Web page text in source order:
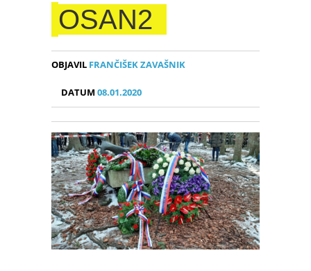
OSAN2
OBJAVIL FRANČIŠEK ZAVAŠNIK
DATUM08.01.2020